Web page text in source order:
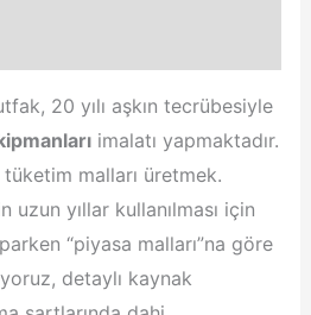
20 yılı aşkın tecrübesiyle
imalatı yapmaktadır.
tüketim malları üretmek.
yıllar kullanılması için
“piyasa malları”na göre
detaylı kaynak